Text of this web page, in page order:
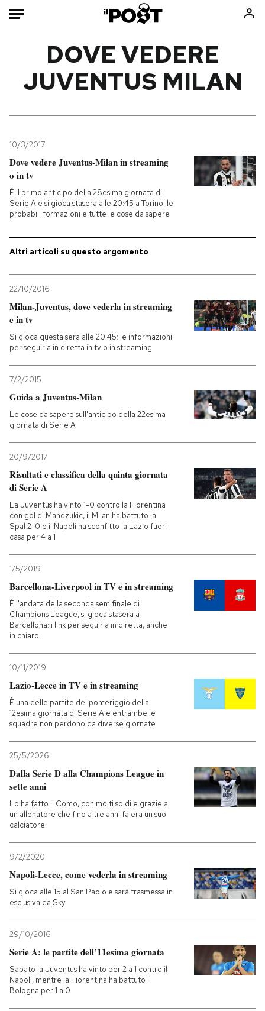
HOME
Mondo
Tecnologia
Internet
Cultura
Economia
Sport
Libri
Ok Boomer!
Europa
Altrecose
Mondiali calcio 2026
PODCAST
I MIEI PREFERITI
CALENDARIO
AREA PERSONALE
Entra
DOVE VEDERE
JUVENTUS MILAN
10/3/2017
Dove vedere Juventus-Milan in streaming
o in tv
È il primo anticipo della 28esima giornata di
Serie A e si gioca stasera alle 20:45 a Torino: le
probabili formazioni e tutte le cose da sapere
Altri articoli su questo argomento
22/10/2016
Milan-Juventus, dove vederla in streaming
e in tv
Si gioca questa sera alle 20.45: le informazioni
per seguirla in diretta in tv o in streaming
7/2/2015
Guida a Juventus-Milan
Le cose da sapere sull'anticipo della 22esima
giornata di Serie A
20/9/2017
Risultati e classifica della quinta giornata
di Serie A
La Juventus ha vinto 1-0 contro la Fiorentina
con gol di Mandzukic, il Milan ha battuto la
Spal 2-0 e il Napoli ha sconfitto la Lazio fuori
casa per 4 a 1
1/5/2019
Barcellona-Liverpool in TV e in streaming
È l'andata della seconda semifinale di
Champions League, si gioca stasera a
Barcellona: i link per seguirla in diretta, anche
in chiaro
10/11/2019
Lazio-Lecce in TV e in streaming
È una delle partite del pomeriggio della
12esima giornata di Serie A e entrambe le
squadre non perdono da diverse giornate
25/5/2026
Dalla Serie D alla Champions League in
sette anni
Lo ha fatto il Como, con molti soldi e grazie a
un allenatore che fino a tre anni fa era un suo
calciatore
9/2/2020
Napoli-Lecce, come vederla in streaming
Si gioca alle 15 al San Paolo e sarà trasmessa in
esclusiva da Sky
29/10/2016
Serie A: le partite dell’11esima giornata
Sabato la Juventus ha vinto per 2 a 1 contro il
Napoli, mentre la Fiorentina ha battuto il
Bologna per 1 a 0